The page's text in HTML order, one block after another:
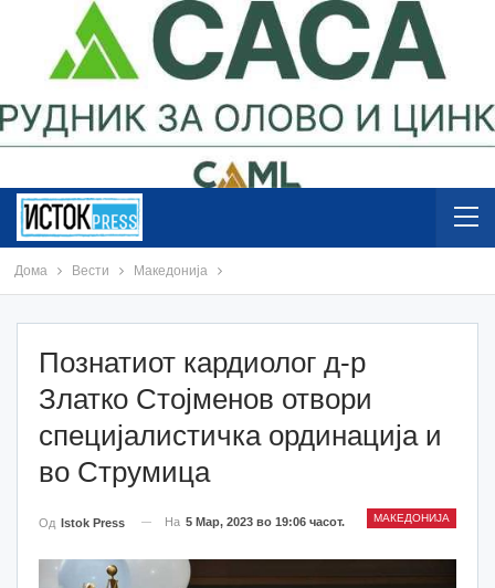
Дома Вести Македонија
Познатиот кардиолог д-р
Златко Стојменов отвори
специјалистичка ординација и
во Струмица
МАКЕДОНИЈА
Од Istok Press На 5 Мар, 2023 во 19:06 часот.